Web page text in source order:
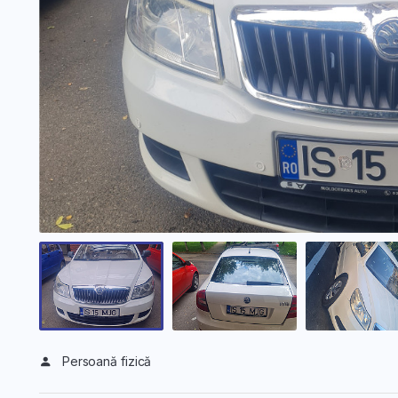
Persoană fizică